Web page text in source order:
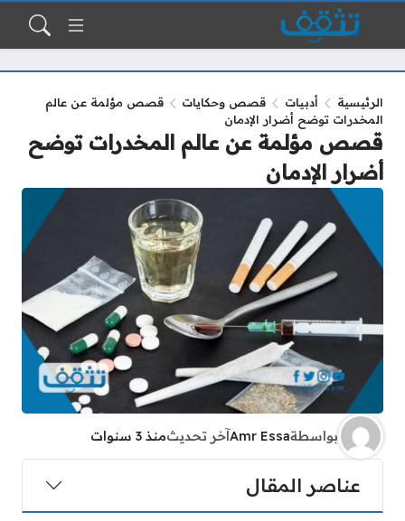
الرئيسية أدبيات قصص وحكايات
قصص مؤلمة عن عالم
المخدرات توضح أضرار الإدمان
قصص مؤلمة عن عالم المخدرات توضح
أضرار الإدمان
بواسطةAmr Essaآخر تحديثمنذ 3 سنوات
عناصر المقال